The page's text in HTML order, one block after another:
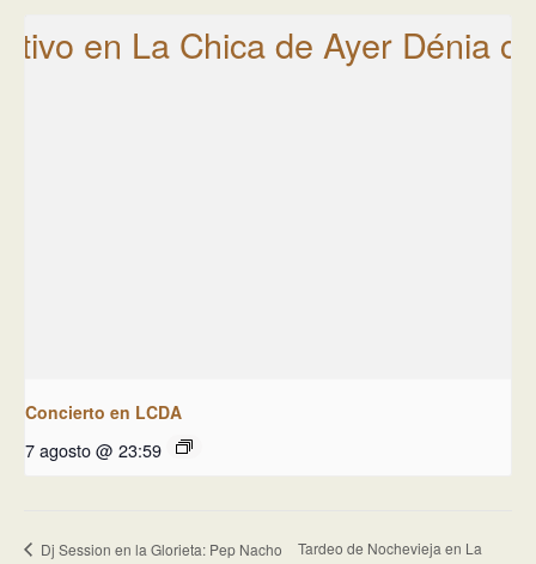
Concierto en LCDA
7 agosto @ 23:59
Dj Session en la Glorieta: Pep Nacho
Tardeo de Nochevieja en La